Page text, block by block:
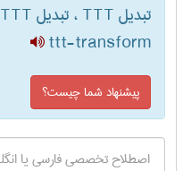
تبدیل TTT ، تبدیل T‌T‌T
ttt-transform
پیشنهاد شما چیست؟